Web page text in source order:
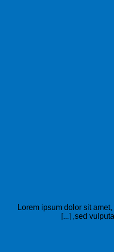
Lorem ipsum dolor sit
sed